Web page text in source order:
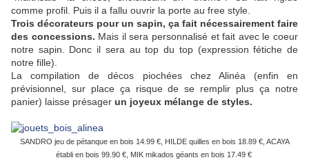
comme profil. Puis il a fallu ouvrir la porte au free style.
Trois décorateurs pour un sapin, ça fait nécessairement faire
des concessions. Mais il sera personnalisé et fait avec le coeur
notre sapin. Donc il sera au top du top (expression fétiche de
notre fille).
La compilation de décos piochées chez Alinéa (enfin en
prévisionnel, sur place ça risque de se remplir plus ça notre
panier) laisse présager un joyeux mélange de styles.
SANDRO jeu de pétanque en bois 14.99 €, HILDE quilles en bois 18.89 €, ACAYA
établi en bois 99.90 €, MIK mikados géants en bois 17.49 €